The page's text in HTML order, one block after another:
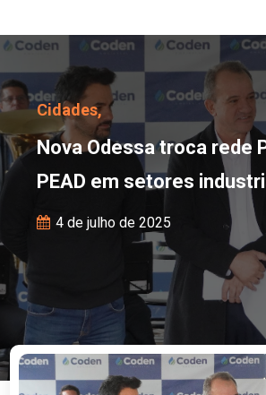
Nova Odessa
Cidades,
Nova Odessa troca rede
PEAD em setores
4 de julho de 2025